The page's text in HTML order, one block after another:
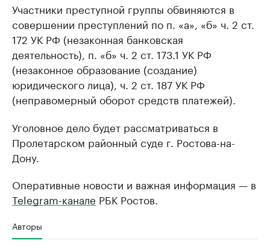
Участники преступной группы обвиняются в
совершении преступлений по п. «а», «б» ч. 2 ст.
172 УК РФ (незаконная банковская
деятельность), п. «б» ч. 2 ст. 173.1 УК РФ
(незаконное образование (создание)
юридического лица), ч. 2 ст. 187 УК РФ
(неправомерный оборот средств платежей).
Уголовное дело будет рассматриваться в
Пролетарском районный суде г. Ростова-на-
Дону.
Оперативные новости и важная информация — в
Telegram-канале РБК Ростов.
Авторы